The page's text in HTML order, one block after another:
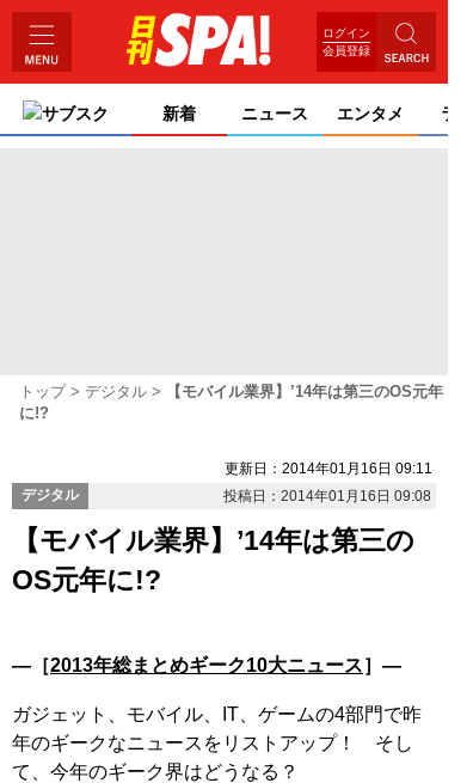
ログイン
会員登録
サブスク 新着 ニュース エンタメ ライ
トップ デジタル
【モバイル業界】’14年は第三のOS元年
に!?
更新日：2014年01月16日 09:11
デジタル
投稿日：2014年01月16日 09:08
【モバイル業界】’14年は第三の
OS元年に!?
―［2013年総まとめギーク10大ニュース］―
ガジェット、モバイル、IT、ゲームの4部門で昨
年のギークなニュースをリストアップ！ そし
て、今年のギーク界はどうなる？